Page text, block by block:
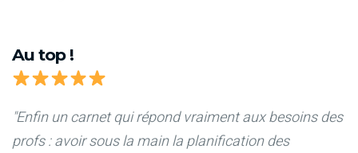
Au top !
"Enfin un carnet qui répond vraiment aux besoins des
profs : avoir sous la main la planification des